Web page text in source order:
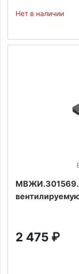
Нет в наличии
2 475 ₽